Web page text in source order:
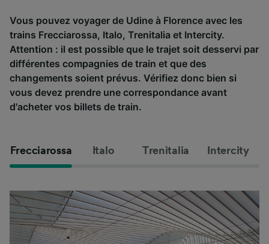
Vous pouvez voyager de Udine à Florence avec les
trains Frecciarossa, Italo, Trenitalia et Intercity.
Attention : il est possible que le trajet soit desservi par
différentes compagnies de train et que des
changements soient prévus. Vérifiez donc bien si
vous devez prendre une correspondance avant
d'acheter vos billets de train.
Frecciarossa Italo Trenitalia Intercity